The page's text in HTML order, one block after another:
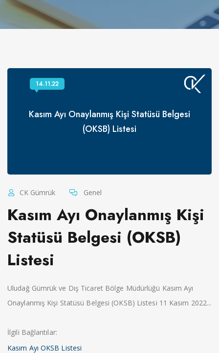
Kasım Ayı Onaylanmış Kişi Statüsü Belgesi
(OKSB) Listesi
14.11.22
CK Gümrük Genel
Kasım Ayı Onaylanmış Kişi
Statüsü Belgesi (OKSB)
Listesi
Uludağ Gümrük ve Dış Ticaret Bölge Müdürlüğü Kasım Ayı
Onaylanmış Kişi Statüsü Belgesi (OKSB) Listesi 11 Kasım 2022...
İlgili Bağlantılar:
Kasım Ayı OKSB Listesi